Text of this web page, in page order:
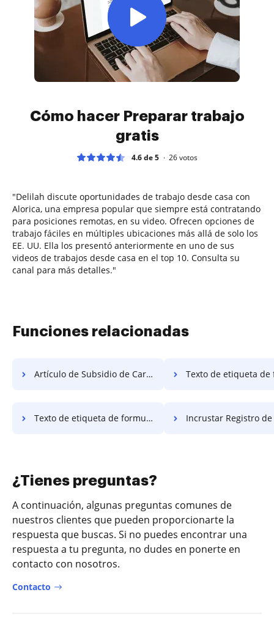
Cómo hacer Preparar trabajo
gratis
4.6 de 5 26votos
"Delilah discute oportunidades de trabajo desde casa con
Alorica, una empresa popular que siempre está contratando
para posiciones remotas, en su video. Ofrecen opciones de
trabajo fáciles en múltiples ubicaciones más allá de solo los
EE. UU. Ella los presentó anteriormente en uno de sus
videos de trabajos desde casa en el top 10. Consulta su
canal para más detalles."
Funciones relacionadas
Artículo de Subsidio de Carta Gratis Texto de etiqueta de
Texto de etiqueta de formulario gratuito Incrustar Registro de
¿Tienes preguntas?
A continuación, algunas preguntas comunes de
nuestros clientes que pueden proporcionarte la
respuesta que buscas. Si no puedes encontrar una
respuesta a tu pregunta, no dudes en ponerte en
contacto con nosotros.
Contacto